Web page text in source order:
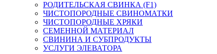
РОДИТЕЛЬСКАЯ СВИНКА (F1)
ЧИСТОПОРОДНЫЕ СВИНОМАТКИ
ЧИСТОПОРОДНЫЕ ХРЯКИ
СЕМЕННОЙ МАТЕРИАЛ
СВИНИНА И СУБПРОДУКТЫ
УСЛУГИ ЭЛЕВАТОРА